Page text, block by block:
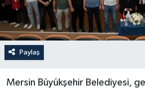
Paylaş
Mersin Büyükşehir Belediyesi,